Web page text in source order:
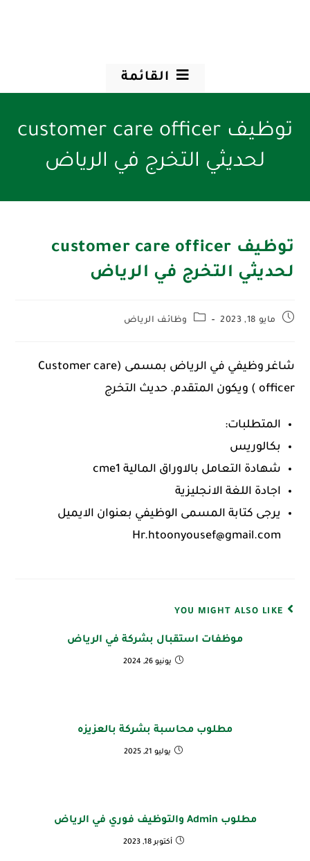
القائمة
توظيف customer care officer
لحديثي التخرج في الرياض
توظيف customer care officer
لحديثي التخرج في الرياض
مايو 18, 2023 وظائف الرياض
شاغر وظيفي في الرياض بمسمى (Customer care
officer ) ويكون المتقدم. حديث التخرج
المتطلبات:
بكالوريس
شهادة التعامل بالاوراق المالية cme1
اجادة اللغة الانجليزية
يرجى كتابة المسمى الوظيفي بعنوان الايميل
Hr.htoonyousef@gmail.com
YOU MIGHT ALSO LIKE
موظفات استقبال بشركة في الرياض
يونيو 26, 2024
مطلوب محاسبة بشركة بالعزيزه
يوليو 21, 2025
مطلوب Admin والتوظيف فوري في الرياض
أكتوبر 18, 2023